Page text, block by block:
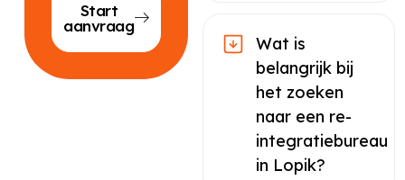
Start
aanvraag
Wat is
belangrijk bij
het zoeken
naar een re-
integratiebureau
in Lopik?